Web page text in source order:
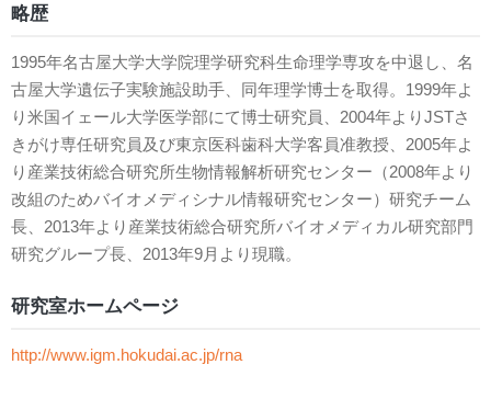
略歴
1995年名古屋大学大学院理学研究科生命理学専攻を中退し、名
古屋大学遺伝子実験施設助手、同年理学博士を取得。1999年よ
り米国イェール大学医学部にて博士研究員、2004年よりJSTさ
きがけ専任研究員及び東京医科歯科大学客員准教授、2005年よ
り産業技術総合研究所生物情報解析研究センター（2008年より
改組のためバイオメディシナル情報研究センター）研究チーム
長、2013年より産業技術総合研究所バイオメディカル研究部門
研究グループ長、2013年9月より現職。
研究室ホームページ
http://www.igm.hokudai.ac.jp/rna